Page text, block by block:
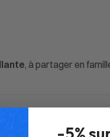
, à partager en